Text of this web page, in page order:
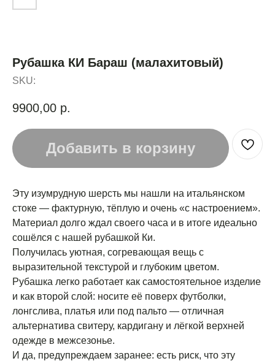
Рубашка КИ Бараш (малахитовый)
SKU:
9900,00 р.
Добавить в корзину
Эту изумрудную шерсть мы нашли на итальянском
стоке — фактурную, тёплую и очень «с настроением».
Материал долго ждал своего часа и в итоге идеально
сошёлся с нашей рубашкой Ки.
Получилась уютная, согревающая вещь с
выразительной текстурой и глубоким цветом.
Рубашка легко работает как самостоятельное изделие
и как второй слой: носите её поверх футболки,
лонгслива, платья или под пальто — отличная
альтернатива свитеру, кардигану и лёгкой верхней
одежде в межсезонье.
И да, предупреждаем заранее: есть риск, что эту